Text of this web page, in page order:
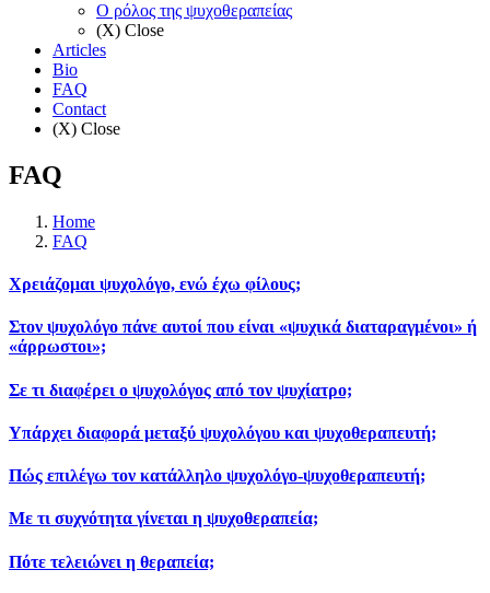
Ο ρόλος της ψυχοθεραπείας
(X) Close
Articles
Bio
FAQ
Contact
(X) Close
FAQ
Home
FAQ
Χρειάζομαι ψυχολόγο, ενώ έχω φίλους;
Στον ψυχολόγο πάνε αυτοί που είναι «ψυχικά διαταραγμένοι» ή
«άρρωστοι»;
Σε τι διαφέρει ο ψυχολόγος από τον ψυχίατρο;
Υπάρχει διαφορά μεταξύ ψυχολόγου και ψυχοθεραπευτή;
Πώς επιλέγω τον κατάλληλο ψυχολόγο-ψυχοθεραπευτή;
Με τι συχνότητα γίνεται η ψυχοθεραπεία;
Πότε τελειώνει η θεραπεία;